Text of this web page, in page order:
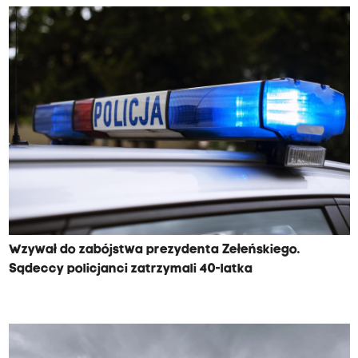
Wzywał do zabójstwa prezydenta Zełeńskiego.
Sądeccy policjanci zatrzymali 40-latka